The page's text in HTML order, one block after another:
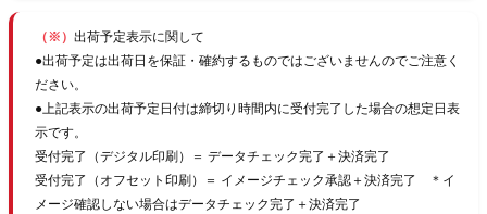
（※） 出荷予定表示に関して
●出荷予定は出荷日を保証・確約するものではございませんのでご注意く
ださい。
●上記表示の出荷予定日付は締切り時間内に受付完了した場合の想定日表
示です。
受付完了（デジタル印刷）＝ データチェック完了＋決済完了
受付完了（オフセット印刷）＝ イメージチェック承認＋決済完了 ＊イ
メージ確認しない場合はデータチェック完了＋決済完了